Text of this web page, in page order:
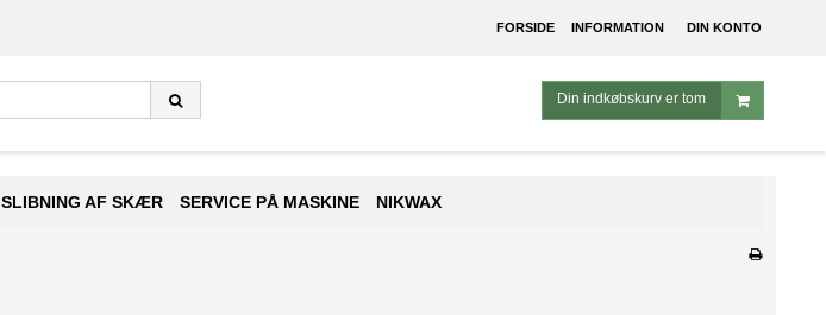
FORSIDE INFORMATION DIN KONTO
Din indkøbskurv er tom
SLIBNING AF SKÆR SERVICE PÅ MASKINE NIKWAX